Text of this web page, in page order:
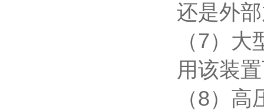
还是外
（7）大
用该装
（8）高